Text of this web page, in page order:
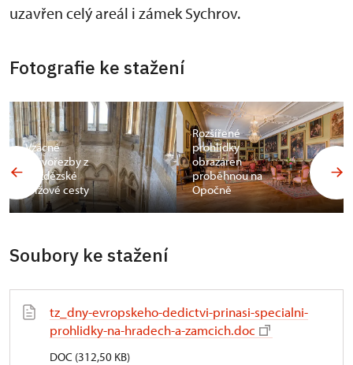
uzavřen celý areál i zámek Sychrov.
Fotografie ke stažení
Vzácné
dřevořezby z
bezdězské
křížové cesty
Rozšířené
prohlídky
obrazáren
proběhnou na
Opočně
Soubory ke stažení
tz_dny-evropskeho-dedictvi-prinasi-specialni-
prohlidky-na-hradech-a-zamcich.doc
DOC (312,50 KB)